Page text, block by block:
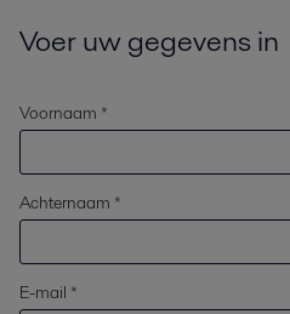
Voer uw gegevens in
Voornaam *
Achternaam *
E-mail *